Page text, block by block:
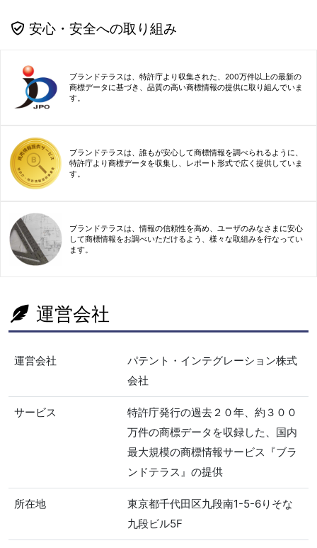
安心・安全への取り組み
ブランドテラスは、特許庁より収集された、200万件以上の最新の
商標データに基づき、品質の高い商標情報の提供に取り組んでいま
す。
ブランドテラスは、誰もが安心して商標情報を調べられるように、
特許庁より商標データを収集し、レポート形式で広く提供していま
す。
ブランドテラスは、情報の信頼性を高め、ユーザのみなさまに安心
して商標情報をお調べいただけるよう、様々な取組みを行なってい
ます。
運営会社
運営会社
パテント・インテグレーション株式
会社
サービス
特許庁発行の過去２０年、約３００
万件の商標データを収録した、国内
最大規模の商標情報サービス『ブラ
ンドテラス』の提供
所在地
東京都千代田区九段南1-5-6りそな
九段ビル5F